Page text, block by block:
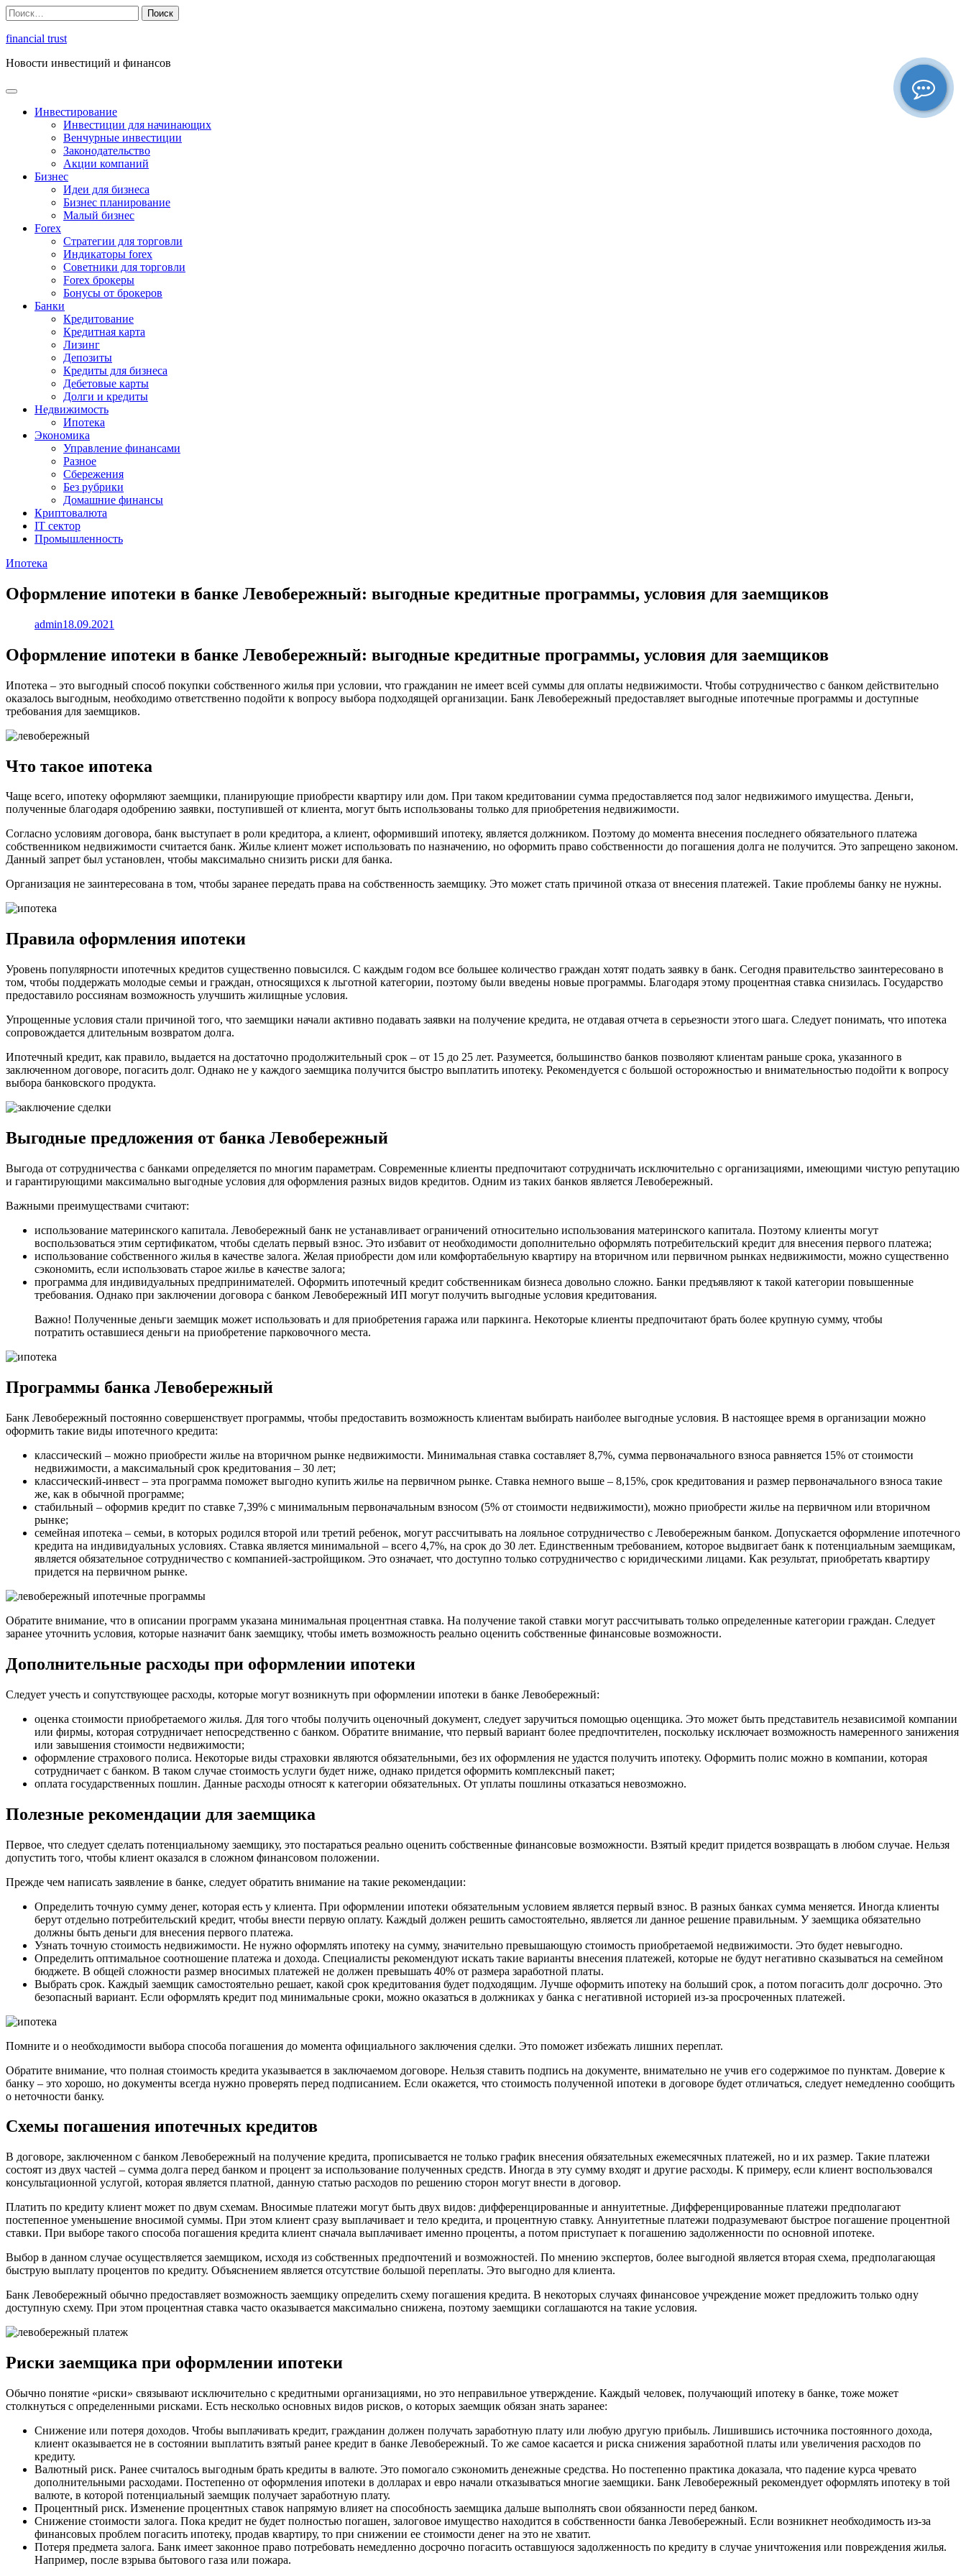
Перейти
к
содержимому
Найти:
financial trust
Новости инвестиций и финансов
Инвестирование
Инвестиции для начинающих
Венчурные инвестиции
Законодательство
Акции компаний
Бизнес
Идеи для бизнеса
Бизнес планирование
Малый бизнес
Forex
Стратегии для торговли
Индикаторы forex
Советники для торговли
Forex брокеры
Бонусы от брокеров
Банки
Кредитование
Кредитная карта
Лизинг
Депозиты
Кредиты для бизнеса
Дебетовые карты
Долги и кредиты
Недвижимость
Ипотека
Экономика
Управление финансами
Разное
Сбережения
Без рубрики
Домашние финансы
Криптовалюта
IT сектор
Промышленность
Ипотека
Оформление ипотеки в банке Левобережный: выгодные кредитные программы, условия для заемщиков
admin18.09.2021
Оформление ипотеки в банке Левобережный: выгодные кредитные программы, условия для заемщиков
Ипотека – это выгодный способ покупки собственного жилья при условии, что гражданин не имеет всей суммы для оплаты недвижимости. Чтобы сотрудничество с банком действительно
оказалось выгодным, необходимо ответственно подойти к вопросу выбора подходящей организации. Банк Левобережный предоставляет выгодные ипотечные программы и доступные
требования для заемщиков.
Что такое ипотека
Чаще всего, ипотеку оформляют заемщики, планирующие приобрести квартиру или дом. При таком кредитовании сумма предоставляется под залог недвижимого имущества. Деньги,
полученные благодаря одобрению заявки, поступившей от клиента, могут быть использованы только для приобретения недвижимости.
Согласно условиям договора, банк выступает в роли кредитора, а клиент, оформивший ипотеку, является должником. Поэтому до момента внесения последнего обязательного платежа
собственником недвижимости считается банк. Жилье клиент может использовать по назначению, но оформить право собственности до погашения долга не получится. Это запрещено законом.
Данный запрет был установлен, чтобы максимально снизить риски для банка.
Организация не заинтересована в том, чтобы заранее передать права на собственность заемщику. Это может стать причиной отказа от внесения платежей. Такие проблемы банку не нужны.
Правила оформления ипотеки
Уровень популярности ипотечных кредитов существенно повысился. С каждым годом все большее количество граждан хотят подать заявку в банк. Сегодня правительство заинтересовано в
том, чтобы поддержать молодые семьи и граждан, относящихся к льготной категории, поэтому были введены новые программы. Благодаря этому процентная ставка снизилась. Государство
предоставило россиянам возможность улучшить жилищные условия.
Упрощенные условия стали причиной того, что заемщики начали активно подавать заявки на получение кредита, не отдавая отчета в серьезности этого шага. Следует понимать, что ипотека
сопровождается длительным возвратом долга.
Ипотечный кредит, как правило, выдается на достаточно продолжительный срок – от 15 до 25 лет. Разумеется, большинство банков позволяют клиентам раньше срока, указанного в
заключенном договоре, погасить долг. Однако не у каждого заемщика получится быстро выплатить ипотеку. Рекомендуется с большой осторожностью и внимательностью подойти к вопросу
выбора банковского продукта.
Выгодные предложения от банка Левобережный
Выгода от сотрудничества с банками определяется по многим параметрам. Современные клиенты предпочитают сотрудничать исключительно с организациями, имеющими чистую репутацию
и гарантирующими максимально выгодные условия для оформления разных видов кредитов. Одним из таких банков является Левобережный.
Важными преимуществами считают:
использование материнского капитала. Левобережный банк не устанавливает ограничений относительно использования материнского капитала. Поэтому клиенты могут
воспользоваться этим сертификатом, чтобы сделать первый взнос. Это избавит от необходимости дополнительно оформлять потребительский кредит для внесения первого платежа;
использование собственного жилья в качестве залога. Желая приобрести дом или комфортабельную квартиру на вторичном или первичном рынках недвижимости, можно существенно
сэкономить, если использовать старое жилье в качестве залога;
программа для индивидуальных предпринимателей. Оформить ипотечный кредит собственникам бизнеса довольно сложно. Банки предъявляют к такой категории повышенные
требования. Однако при заключении договора с банком Левобережный ИП могут получить выгодные условия кредитования.
Важно! Полученные деньги заемщик может использовать и для приобретения гаража или паркинга. Некоторые клиенты предпочитают брать более крупную сумму, чтобы
потратить оставшиеся деньги на приобретение парковочного места.
Программы банка Левобережный
Банк Левобережный постоянно совершенствует программы, чтобы предоставить возможность клиентам выбирать наиболее выгодные условия. В настоящее время в организации можно
оформить такие виды ипотечного кредита:
классический – можно приобрести жилье на вторичном рынке недвижимости. Минимальная ставка составляет 8,7%, сумма первоначального взноса равняется 15% от стоимости
недвижимости, а максимальный срок кредитования – 30 лет;
классический-инвест – эта программа поможет выгодно купить жилье на первичном рынке. Ставка немного выше – 8,15%, срок кредитования и размер первоначального взноса такие
же, как в обычной программе;
стабильный – оформив кредит по ставке 7,39% с минимальным первоначальным взносом (5% от стоимости недвижимости), можно приобрести жилье на первичном или вторичном
рынке;
семейная ипотека – семьи, в которых родился второй или третий ребенок, могут рассчитывать на лояльное сотрудничество с Левобережным банком. Допускается оформление ипотечного
кредита на индивидуальных условиях. Ставка является минимальной – всего 4,7%, на срок до 30 лет. Единственным требованием, которое выдвигает банк к потенциальным заемщикам,
является обязательное сотрудничество с компанией-застройщиком. Это означает, что доступно только сотрудничество с юридическими лицами. Как результат, приобретать квартиру
придется на первичном рынке.
Обратите внимание, что в описании программ указана минимальная процентная ставка. На получение такой ставки могут рассчитывать только определенные категории граждан. Следует
заранее уточнить условия, которые назначит банк заемщику, чтобы иметь возможность реально оценить собственные финансовые возможности.
Дополнительные расходы при оформлении ипотеки
Следует учесть и сопутствующее расходы, которые могут возникнуть при оформлении ипотеки в банке Левобережный:
оценка стоимости приобретаемого жилья. Для того чтобы получить оценочный документ, следует заручиться помощью оценщика. Это может быть представитель независимой компании
или фирмы, которая сотрудничает непосредственно с банком. Обратите внимание, что первый вариант более предпочтителен, поскольку исключает возможность намеренного занижения
или завышения стоимости недвижимости;
оформление страхового полиса. Некоторые виды страховки являются обязательными, без их оформления не удастся получить ипотеку. Оформить полис можно в компании, которая
сотрудничает с банком. В таком случае стоимость услуги будет ниже, однако придется оформить комплексный пакет;
оплата государственных пошлин. Данные расходы относят к категории обязательных. От уплаты пошлины отказаться невозможно.
Полезные рекомендации для заемщика
Первое, что следует сделать потенциальному заемщику, это постараться реально оценить собственные финансовые возможности. Взятый кредит придется возвращать в любом случае. Нельзя
допустить того, чтобы клиент оказался в сложном финансовом положении.
Прежде чем написать заявление в банке, следует обратить внимание на такие рекомендации:
Определить точную сумму денег, которая есть у клиента. При оформлении ипотеки обязательным условием является первый взнос. В разных банках сумма меняется. Иногда клиенты
берут отдельно потребительский кредит, чтобы внести первую оплату. Каждый должен решить самостоятельно, является ли данное решение правильным. У заемщика обязательно
должны быть деньги для внесения первого платежа.
Узнать точную стоимость недвижимости. Не нужно оформлять ипотеку на сумму, значительно превышающую стоимость приобретаемой недвижимости. Это будет невыгодно.
Определить оптимальное соотношение платежа и дохода. Специалисты рекомендуют искать такие варианты внесения платежей, которые не будут негативно сказываться на семейном
бюджете. В общей сложности размер вносимых платежей не должен превышать 40% от размера заработной платы.
Выбрать срок. Каждый заемщик самостоятельно решает, какой срок кредитования будет подходящим. Лучше оформить ипотеку на больший срок, а потом погасить долг досрочно. Это
безопасный вариант. Если оформлять кредит под минимальные сроки, можно оказаться в должниках у банка с негативной историей из-за просроченных платежей.
Помните и о необходимости выбора способа погашения до момента официального заключения сделки. Это поможет избежать лишних переплат.
Обратите внимание, что полная стоимость кредита указывается в заключаемом договоре. Нельзя ставить подпись на документе, внимательно не учив его содержимое по пунктам. Доверие к
банку – это хорошо, но документы всегда нужно проверять перед подписанием. Если окажется, что стоимость полученной ипотеки в договоре будет отличаться, следует немедленно сообщить
о неточности банку.
Схемы погашения ипотечных кредитов
В договоре, заключенном с банком Левобережный на получение кредита, прописывается не только график внесения обязательных ежемесячных платежей, но и их размер. Такие платежи
состоят из двух частей – сумма долга перед банком и процент за использование полученных средств. Иногда в эту сумму входят и другие расходы. К примеру, если клиент воспользовался
консультационной услугой, которая является платной, данную статью расходов по решению сторон могут внести в договор.
Платить по кредиту клиент может по двум схемам. Вносимые платежи могут быть двух видов: дифференцированные и аннуитетные. Дифференцированные платежи предполагают
постепенное уменьшение вносимой суммы. При этом клиент сразу выплачивает и тело кредита, и процентную ставку. Аннуитетные платежи подразумевают быстрое погашение процентной
ставки. При выборе такого способа погашения кредита клиент сначала выплачивает именно проценты, а потом приступает к погашению задолженности по основной ипотеке.
Выбор в данном случае осуществляется заемщиком, исходя из собственных предпочтений и возможностей. По мнению экспертов, более выгодной является вторая схема, предполагающая
быструю выплату процентов по кредиту. Объяснением является отсутствие большой переплаты. Это выгодно для клиента.
Банк Левобережный обычно предоставляет возможность заемщику определить схему погашения кредита. В некоторых случаях финансовое учреждение может предложить только одну
доступную схему. При этом процентная ставка часто оказывается максимально снижена, поэтому заемщики соглашаются на такие условия.
Риски заемщика при оформлении ипотеки
Обычно понятие «риски» связывают исключительно с кредитными организациями, но это неправильное утверждение. Каждый человек, получающий ипотеку в банке, тоже может
столкнуться с определенными рисками. Есть несколько основных видов рисков, о которых заемщик обязан знать заранее:
Снижение или потеря доходов. Чтобы выплачивать кредит, гражданин должен получать заработную плату или любую другую прибыль. Лишившись источника постоянного дохода,
клиент оказывается не в состоянии выплатить взятый ранее кредит в банке Левобережный. То же самое касается и риска снижения заработной платы или увеличения расходов по
кредиту.
Валютный риск. Ранее считалось выгодным брать кредиты в валюте. Это помогало сэкономить денежные средства. Но постепенно практика доказала, что падение курса чревато
дополнительными расходами. Постепенно от оформления ипотеки в долларах и евро начали отказываться многие заемщики. Банк Левобережный рекомендует оформлять ипотеку в той
валюте, в которой потенциальный заемщик получает заработную плату.
Процентный риск. Изменение процентных ставок напрямую влияет на способность заемщика дальше выполнять свои обязанности перед банком.
Снижение стоимости залога. Пока кредит не будет полностью погашен, залоговое имущество находится в собственности банка Левобережный. Если возникнет необходимость из-за
финансовых проблем погасить ипотеку, продав квартиру, то при снижении ее стоимости денег на это не хватит.
Потеря предмета залога. Банк имеет законное право потребовать немедленно досрочно погасить оставшуюся задолженность по кредиту в случае уничтожения или повреждения жилья.
Например, после взрыва бытового газа или пожара.